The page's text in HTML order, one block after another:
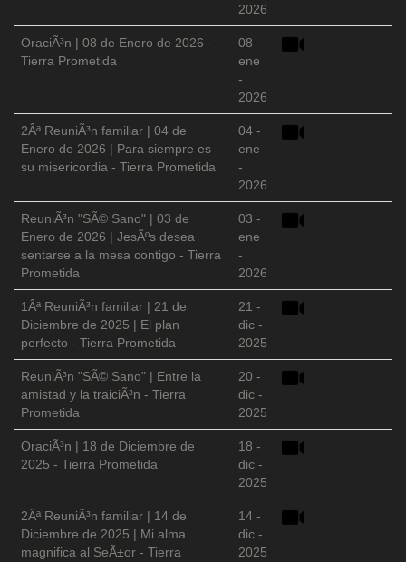
2026
OraciÃ³n | 08 de Enero de 2026 -
Tierra Prometida
08 -
ene
-
2026
2Âª ReuniÃ³n familiar | 04 de
Enero de 2026 | Para siempre es
su misericordia - Tierra Prometida
04 -
ene
-
2026
ReuniÃ³n "SÃ© Sano" | 03 de
Enero de 2026 | JesÃºs desea
sentarse a la mesa contigo - Tierra
Prometida
03 -
ene
-
2026
1Âª ReuniÃ³n familiar | 21 de
Diciembre de 2025 | El plan
perfecto - Tierra Prometida
21 -
dic -
2025
ReuniÃ³n "SÃ© Sano" | Entre la
amistad y la traiciÃ³n - Tierra
Prometida
20 -
dic -
2025
OraciÃ³n | 18 de Diciembre de
2025 - Tierra Prometida
18 -
dic -
2025
2Âª ReuniÃ³n familiar | 14 de
Diciembre de 2025 | Mi alma
magnifica al SeÃ±or - Tierra
14 -
dic -
2025